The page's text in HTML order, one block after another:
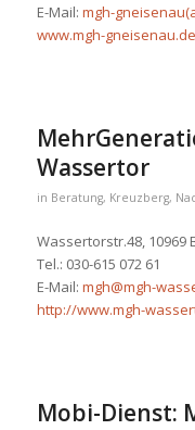
E-Mail: mgh-
www.mgh-gneisenau.de
Wassertor
in Beratung, Kreuzberg,
Wassertorstr.48, 10969
Tel.: 030-615 072 61
E-Mail: mgh@mgh-
http://www.mgh-
Mobi-Dienst: